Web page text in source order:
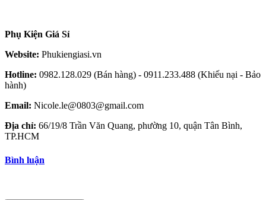
Phụ Kiện Giá Sỉ
Website: Phukiengiasi.vn
Hotline: 0982.128.029 (Bán hàng) - 0911.233.488 (Khiếu nại - Bảo
hành)
Email: Nicole.le@0803@gmail.com
Địa chỉ: 66/19/8 Trần Văn Quang, phường 10, quận Tân Bình,
TP.HCM
Bình luận